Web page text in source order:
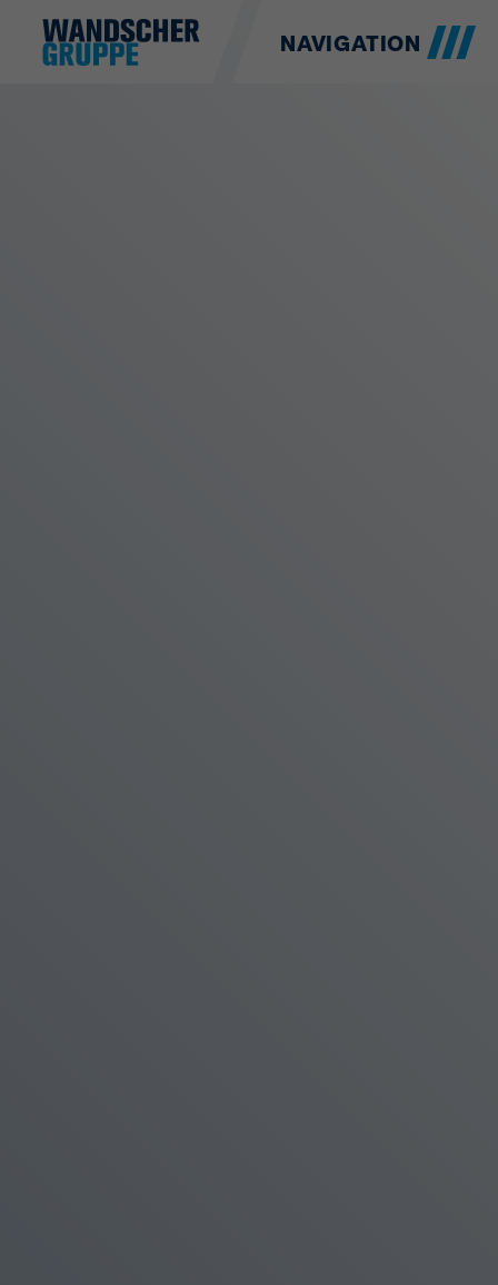
NAVIGATION